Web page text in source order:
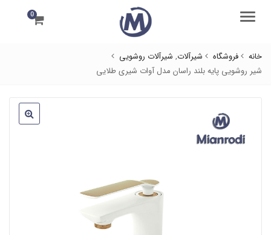
منو 0
خانه فروشگاه شیرآلات, شیرآلات روشویی
شیر روشویی پایه بلند راسان مدل آوات شیری طلایی